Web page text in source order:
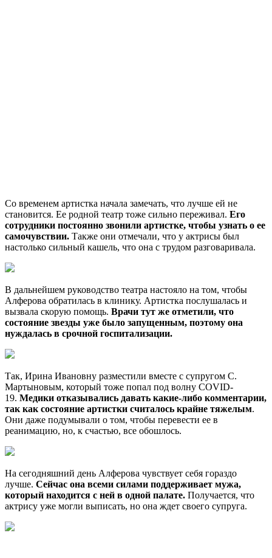
Со временем артистка начала замечать, что лучше ей не
становится. Ее родной театр тоже сильно переживал. Его
сотрудники постоянно звонили артистке, чтобы узнать о ее
самочувствии. Также они отмечали, что у актрисы был
настолько сильный кашель, что она с трудом разговаривала.
В дальнейшем руководство театра настояло на том, чтобы
Алферова обратилась в клинику. Артистка послушалась и
вызвала скорую помощь. Врачи тут же отметили, что
состояние звезды уже было запущенным, поэтому она
нуждалась в срочной госпитализации.
Так, Ирина Ивановну разместили вместе с супругом С.
Мартыновым, который тоже попал под волну COVID-
19. Медики отказывались давать какие-либо комментарии,
так как состояние артистки считалось крайне тяжелым.
Они даже подумывали о том, чтобы перевести ее в
реанимацию, но, к счастью, все обошлось.
На сегодняшний день Алферова чувствует себя гораздо
лучше. Сейчас она всеми силами поддерживает мужа,
который находится с ней в одной палате. Получается, что
актрису уже могли выписать, но она ждет своего супруга.